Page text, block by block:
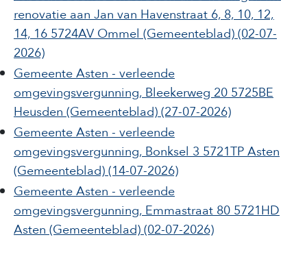
renovatie aan Jan van Havenstraat 6, 8, 10, 12,
14, 16 5724AV Ommel (Gemeenteblad) (02-07-
2026)
Gemeente Asten - verleende
omgevingsvergunning, Bleekerweg 20 5725BE
Heusden (Gemeenteblad) (27-07-2026)
Gemeente Asten - verleende
omgevingsvergunning, Bonksel 3 5721TP Asten
(Gemeenteblad) (14-07-2026)
Gemeente Asten - verleende
omgevingsvergunning, Emmastraat 80 5721HD
Asten (Gemeenteblad) (02-07-2026)